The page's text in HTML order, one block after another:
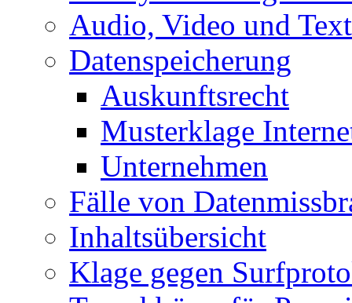
Audio, Video und Text
Datenspeicherung
Auskunftsrecht
Musterklage
Unternehmen
Fälle von
Inhaltsübersicht
Klage gegen